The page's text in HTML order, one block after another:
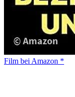
Film bei Amazon *